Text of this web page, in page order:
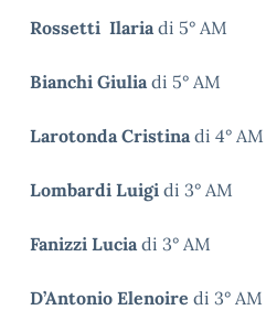
Rossetti Ilariadi 5° AM
Bianchi Giuliadi 5° AM
Larotonda Cristinadi 4° AM
Lombardi Luigi di 3° AM
Fanizzi Luciadi 3° AM
D’Antonio Elenoire di 3° AM